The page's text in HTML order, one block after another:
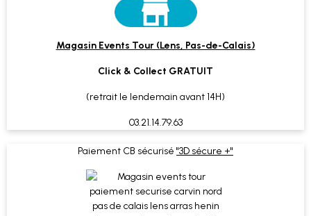
Magasin Events Tour (Lens, Pas-de-Calais)
Click & Collect GRATUIT
(retrait le lendemain avant 14H)
03.21.14.79.63
Paiement CB sécurisé "3D sécure +"